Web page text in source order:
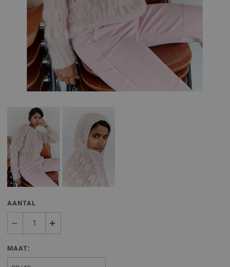
AANTAL
MAAT: